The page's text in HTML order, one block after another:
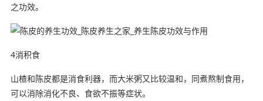
之功效。
4消积食
山楂和陈皮都是消食利器，而大米粥又比较温和，同煮熬制食用，
可以消除消化不良、食欲不振等症状。